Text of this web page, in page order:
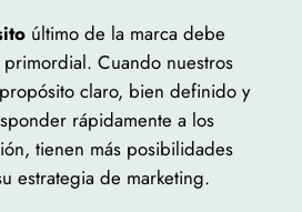
último de la marca debe
Cuando nuestros
claro, bien definido y
rápidamente a los
tienen más posibilidades
estrategia de marketing.